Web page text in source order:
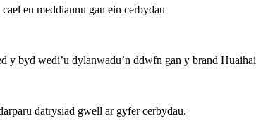
eu meddiannu gan ein cerbydau
y byd wedi’u dylanwadu’n ddwfn gan y brand Huaihai
datrysiad gwell ar gyfer cerbydau.